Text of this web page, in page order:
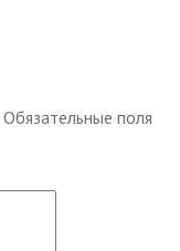
Обязательные поля